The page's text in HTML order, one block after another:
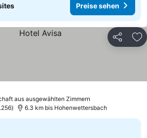
Preise sehen
Teilen
aus ausgewählten Zimmern
6.3 km bis Hohenwettersbach